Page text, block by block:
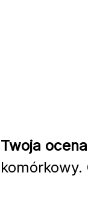
Twoja
komórkowy.